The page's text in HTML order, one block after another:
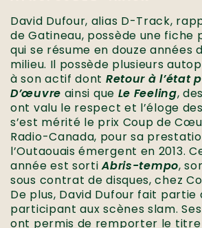
David Dufour, alias D-Track,
de Gatineau, possède une fiche
qui se résume en douze années
milieu. Il possède plusieurs
à son actif dont Retour à l’état
D’œuvre ainsi que Le Feeling,
ont valu le respect et l’éloge
s’est mérité le prix Coup de
Radio-Canada, pour sa
l’Outaouais émergent en 2013.
année est sortiAbris-tempo,
sous contrat de disques, chez
De plus, David Dufour fait
participant aux scènes slam.
ont permis de remporter le